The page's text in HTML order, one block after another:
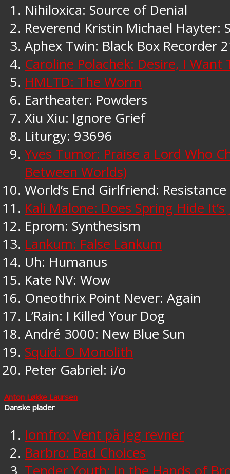
Nihiloxica: Source of Denial
Reverend Kristin Michael Hayter:
Aphex Twin: Black Box Recorder
Caroline Polachek: Desire, I
HMLTD: The Worm
Eartheater: Powders
Xiu Xiu: Ignore Grief
Liturgy: 93696
Yves Tumor: Praise a Lord Who
Between Worlds)
World’s End Girlfriend:
Kali Malone: Does Spring Hide It’s
Eprom: Synthesism
Lankum: False Lankum
Uh: Humanus
Kate NV: Wow
Oneothrix Point Never: Again
L’Rain: I Killed Your Dog
André 3000: New Blue Sun
Squid: O Monolith
Peter Gabriel: i/o
Anton Løkke Laursen
Danske plader
Iomfro: Vent på jeg revner
Barbro: Bad Choices